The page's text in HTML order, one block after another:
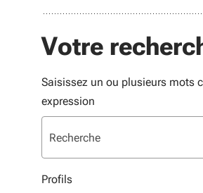
Votre
Saisissez un ou plusieurs mots
expression
Profils